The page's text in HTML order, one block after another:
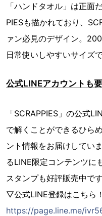
「ハンドタオル」は正面
PIESも描かれており、
ァン必見のデザイン。
日常使いしやすいサイズで
公式LINEアカウントも
「SCRAPPIES」の公式
で解くことができるひら
ント情報をお届けしてい
るLINE限定コンテンツに
スタンプも好評販売中です
▽公式LINE登録はこちら！
https://page.line.me/